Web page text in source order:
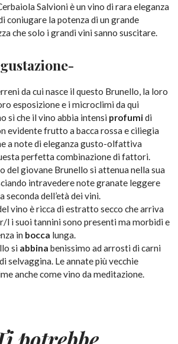
Salvioni è un vino di rara eleganza
coniugare la potenza di un grande
che solo i grandi vini sanno suscitare.
da cui nasce il questo Brunello, la loro
esposizione e i microclimi da qui
sì che il vino abbia intensi profumidi
evidente frutto a bacca rossa e ciliegia
a note di eleganza gusto-olfattiva
perfetta combinazione di fattori.
del giovane Brunello si attenua nella sua
intravedere note granate leggere
seconda dell’età dei vini.
vino è ricca di estratto secco che arriva
l i suoi tannini sono presenti ma morbidi e
in bocca lunga.
si abbina benissimo ad arrosti di carni
selvaggina. Le annate più vecchie
anche come vino da meditazione.